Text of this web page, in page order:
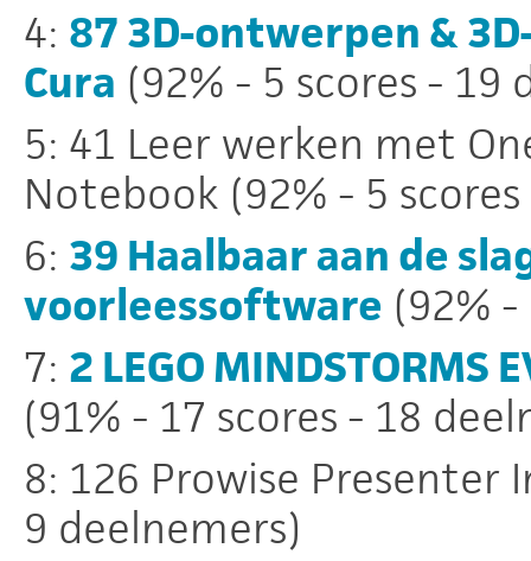
4: 87 3D-ontwerpen &
Cura (92% - 5 scores - 19
5: 41 Leer werken met
Notebook (92% - 5
6: 39 Haalbaar aan de
voorleessoftware (92%
7: 2 LEGO MINDSTORMS
(91% - 17 scores - 18
8: 126 Prowise Presenter
9 deelnemers)